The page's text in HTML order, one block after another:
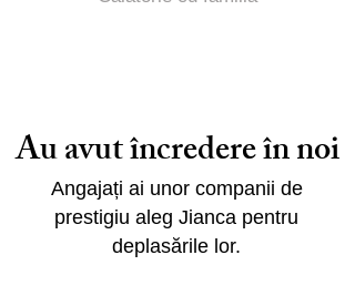
Au avut încredere în noi
Angajați ai unor companii de
prestigiu aleg Jianca pentru
deplasările lor.